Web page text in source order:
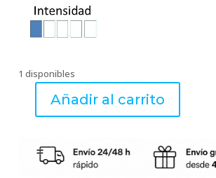
1 disponibles
ANGELS
Recambio
Añadir al carrito